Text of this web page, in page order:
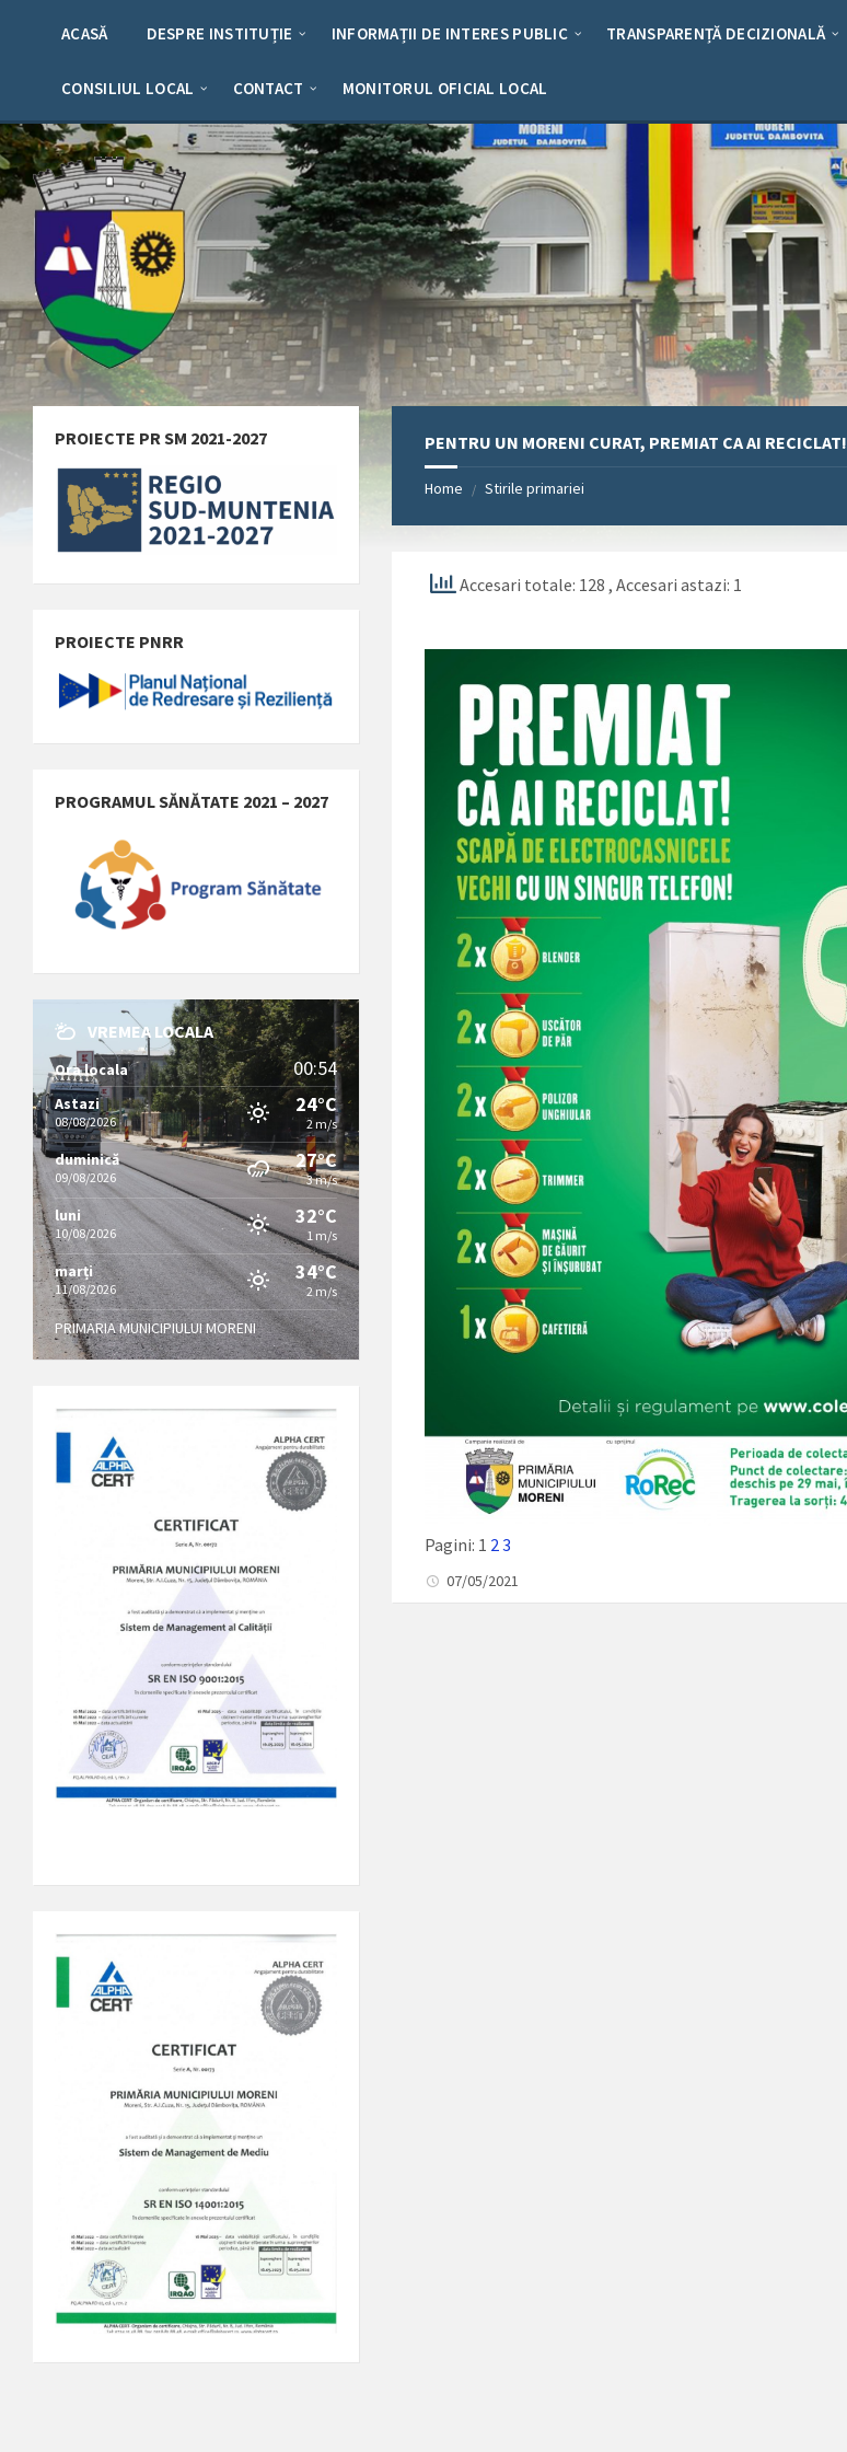
ACASĂ DESPRE INSTITUȚIE INFORMAȚII DE INTERES PUBLIC TRANSPARENȚĂ DECIZIONALĂ
CONSILIUL LOCAL CONTACT MONITORUL OFICIAL LOCAL
PENTRU UN MORENI CURAT, PREMIAT CA AI RECICLAT!
Home / Stirile primariei
Accesari totale: 128, Accesari astazi: 1
Pagini: 1 23
07/05/2021
PROIECTE PR SM 2021-2027
PROIECTE PNRR
PROGRAMUL SĂNĂTATE 2021 – 2027
VREMEA LOCALA
Ora locala 00:54
Astazi
08/08/2026
24°C
2 m/s
duminică
09/08/2026
27°C
3 m/s
luni
10/08/2026
32°C
1 m/s
marți
11/08/2026
34°C
2 m/s
PRIMARIA MUNICIPIULUI MORENI